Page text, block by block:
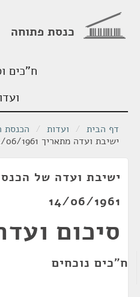
כנסת פתוחה
ח"כים
דף הבית / ועדות / הכנסת
ישיבת ועדה מתאריך 14/06/1961
14/06/1961
סיכום
ח"כים נוכחים